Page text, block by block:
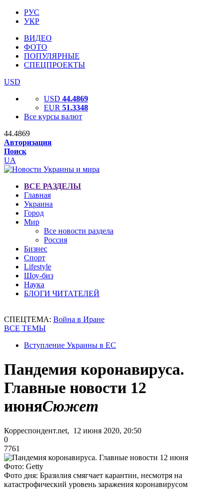
РУС
УКР
ВИДЕО
ФОТО
ПОПУЛЯРНЫЕ
СПЕЦПРОЕКТЫ
USD
USD 44.4869
EUR 51.3348
Все курсы валют
44.4869
Авторизация
Поиск
UA
ВСЕ РАЗДЕЛЫ
Главная
Украина
Город
Мир
Все новости раздела
Россия
Бизнес
Спорт
Lifestyle
Шоу-биз
Наука
БЛОГИ ЧИТАТЕЛЕЙ
СПЕЦТЕМА: Война в Иране
ВСЕ ТЕМЫ
Вступление Украины в ЕС
Пандемия коронавируса.
Главные новости 12
июняСюжет
Корреспондент.net, 12 июня 2020, 20:50
0
7761
Фото: Getty
Фото дня: Бразилия смягчает карантин, несмотря на
катастрофический уровень заражения коронавирусом